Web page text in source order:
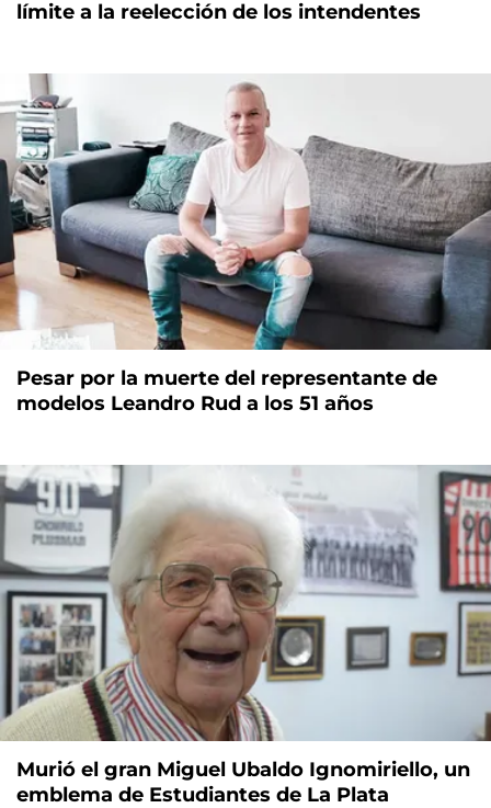
límite a la reelección de los intendentes
Pesar por la muerte del representante de
modelos Leandro Rud a los 51 años
Murió el gran Miguel Ubaldo Ignomiriello, un
emblema de Estudiantes de La Plata